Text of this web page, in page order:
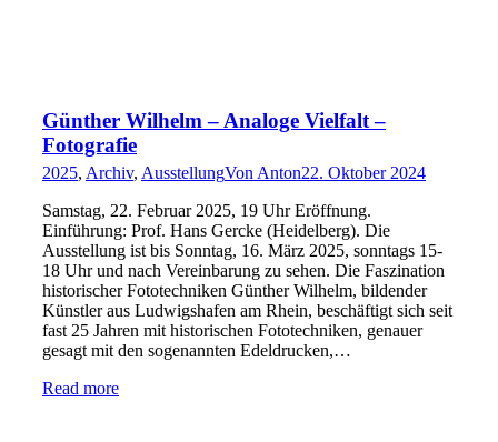
Günther Wilhelm – Analoge Vielfalt –
Fotografie
2025, Archiv, AusstellungVon Anton22. Oktober 2024
Samstag, 22. Februar 2025, 19 Uhr Eröffnung.
Einführung: Prof. Hans Gercke (Heidelberg). Die
Ausstellung ist bis Sonntag, 16. März 2025, sonntags 15-
18 Uhr und nach Vereinbarung zu sehen. Die Faszination
historischer Fototechniken Günther Wilhelm, bildender
Künstler aus Ludwigshafen am Rhein, beschäftigt sich seit
fast 25 Jahren mit historischen Fototechniken, genauer
gesagt mit den sogenannten Edeldrucken,…
Read more